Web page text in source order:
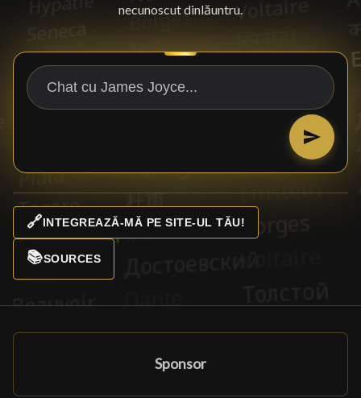
necunoscut dinlăuntru.
🔗INTEGREAZĂ-MĂ PE SITE-UL TĂU!
📚SOURCES
Sponsor